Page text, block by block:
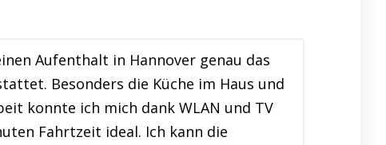
Aufenthalt in Hannover genau das
Besonders die Küche im Haus und
konnte ich mich dank WLAN und TV
Fahrtzeit ideal. Ich kann die